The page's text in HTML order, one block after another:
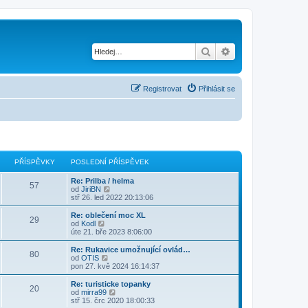
Hledat
Přihlásit se
Registrovat
PŘÍSPĚVKY POSLEDNÍ PŘÍSPĚVEK
57
Re: Prilba / helma
od JiriBN
o
b
r
z
p
o
s
e
d
n
stř 26. led 2022 20:13:06
29
Re: oblečení moc XL
od Kodl
o
b
r
a
z
t
p
o
s
úte 21. bře 2023 8:06:00
80
Re: Rukavice umožnující ovlád…
od OTIS
o
b
r
a
z
pon 27. kvě 2024 16:14:37
20
Re: turisticke topanky
od mirra99
o
stř 15. črc 2020 18:00:33